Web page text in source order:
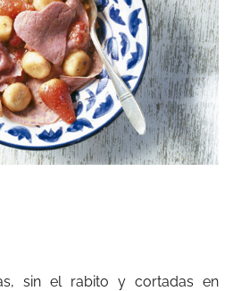
sin el rabito y cortadas en